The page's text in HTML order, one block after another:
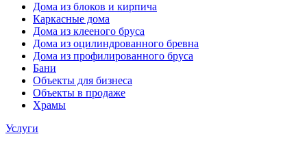
Дома из блоков и кирпича
Каркасные дома
Дома из клееного бруса
Дома из оцилиндрованного бревна
Дома из профилированного бруса
Бани
Объекты для бизнеса
Объекты в продаже
Храмы
Услуги